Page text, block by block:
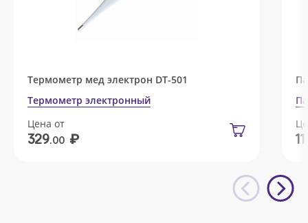
Термометр мед электрон DT-501
Термометр электронный
Цена от
329.00 ₽ 11